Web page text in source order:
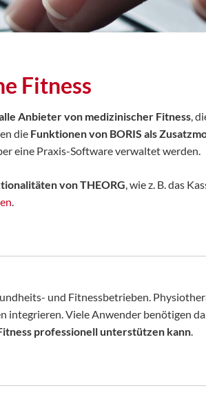
Fitness
Anbieter von medizinischer Fitness,
die Funktionen von BORIS als
eine Praxis-Software verwaltet werden.
von THEORG, wie z. B. das
.
und Fitnessbetrieben.
integrieren. Viele Anwender benötigen
professionell unterstützen kann.